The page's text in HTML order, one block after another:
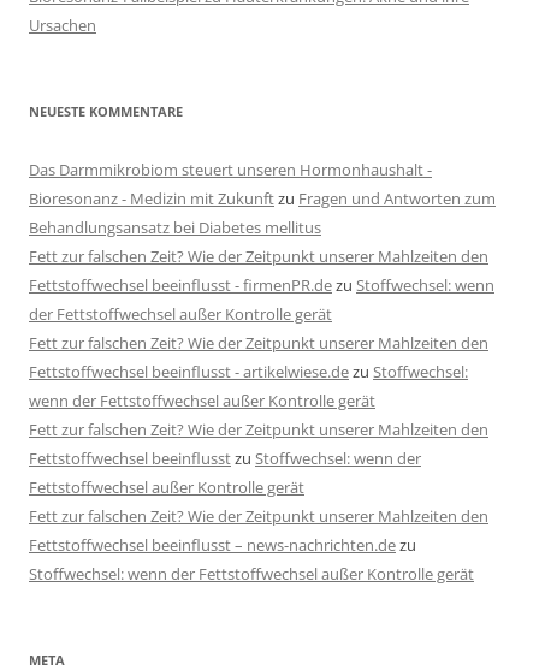
Ursachen
NEUESTE KOMMENTARE
Das Darmmikrobiom steuert unseren Hormonhaushalt -
Bioresonanz - Medizin mit Zukunftzu Fragen und Antworten zum
Behandlungsansatz bei Diabetes mellitus
Fett zur falschen Zeit? Wie der Zeitpunkt unserer Mahlzeiten den
Fettstoffwechsel beeinflusst - firmenPR.dezu Stoffwechsel: wenn
der Fettstoffwechsel außer Kontrolle gerät
Fett zur falschen Zeit? Wie der Zeitpunkt unserer Mahlzeiten den
Fettstoffwechsel beeinflusst - artikelwiese.dezu Stoffwechsel:
wenn der Fettstoffwechsel außer Kontrolle gerät
Fett zur falschen Zeit? Wie der Zeitpunkt unserer Mahlzeiten den
Fettstoffwechsel beeinflusstzu Stoffwechsel: wenn der
Fettstoffwechsel außer Kontrolle gerät
Fett zur falschen Zeit? Wie der Zeitpunkt unserer Mahlzeiten den
Fettstoffwechsel beeinflusst – news-nachrichten.dezu
Stoffwechsel: wenn der Fettstoffwechsel außer Kontrolle gerät
META